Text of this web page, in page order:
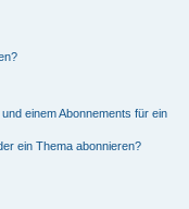
einem Abonnements für ein
ein Thema abonnieren?